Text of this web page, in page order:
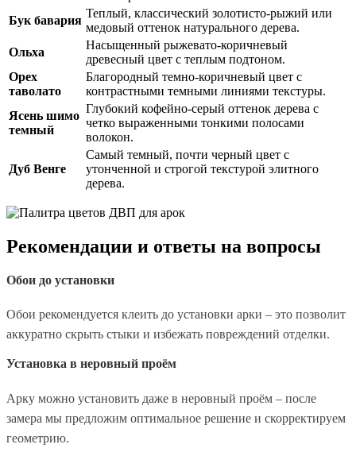
Бук бавария
Теплый, классический золотисто-рыжий или
медовый оттенок натурального дерева.
Ольха
Насыщенный рыжевато-коричневый
древесный цвет с теплым подтоном.
Орех
таволато
Благородный темно-коричневый цвет с
контрастными темными линиями текстуры.
Ясень шимо
темный
Глубокий кофейно-серый оттенок дерева с
четко выраженными тонкими полосами
волокон.
Дуб Венге
Самый темный, почти черный цвет с
утонченной и строгой текстурой элитного
дерева.
Рекомендации и ответы на вопросы
Обои до установки
Обои рекомендуется клеить до установки арки – это позволит
аккуратно скрыть стыки и избежать повреждений отделки.
Установка в неровный проём
Арку можно установить даже в неровный проём – после
замера мы предложим оптимальное решение и скорректируем
геометрию.